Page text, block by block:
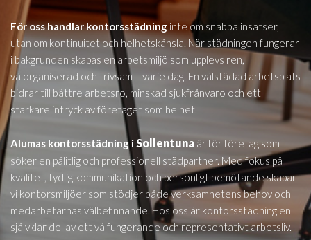
För oss handlar kontorsstädning inte om snabba insatser,
utan om kontinuitet och helhetskänsla. När städningen fungerar
i bakgrunden skapas en arbetsmiljö som upplevs ren,
välorganiserad och trivsam – varje dag. En välstädad arbetsplats
bidrar till bättre arbetsro, minskad sjukfrånvaro och ett
starkare intryck av företaget som helhet.
Alumas kontorsstädning iSollentuna är för företag som
söker en pålitlig och professionell städpartner. Med fokus på
kvalitet, tydlig kommunikation och personligt bemötande skapar
vi kontorsmiljöer som stödjer både verksamhetens behov och
medarbetarnas välbefinnande. Hos oss är kontorsstädning en
självklar del av ett välfungerande och representativt arbetsliv.